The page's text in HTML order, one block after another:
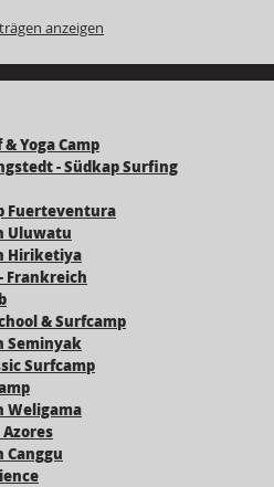
anzeigen
& Yoga Camp
- Südkap Surfing
Fuerteventura
Uluwatu
Hiriketiya
Frankreich
& Surfcamp
Seminyak
Surfcamp
Weligama
Canggu